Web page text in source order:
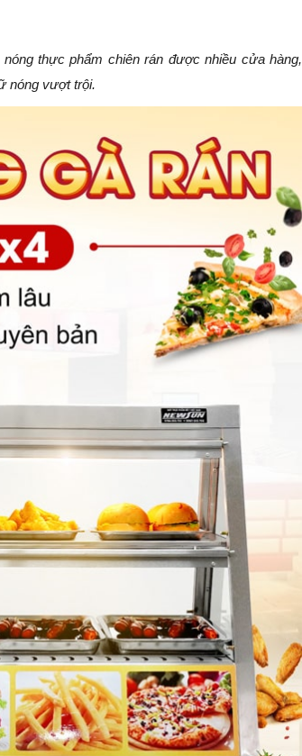
thực phẩm chiên rán được nhiều cửa hàng,
nóng vượt trội.